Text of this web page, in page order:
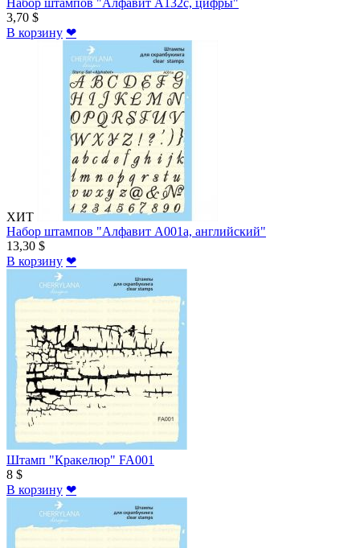
3,70 $
В корзину ❤
ХИТ
Набор штампов "Алфавит A001a, английский"
13,30 $
В корзину ❤
Штамп "Кракелюр" FA001
8 $
В корзину ❤